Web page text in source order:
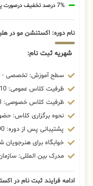
7% درصد تخفیف درصورت پرداخت شهریه با رمزارز
نام دوره: اکستنشن مو در
شهریه ثبت نام:
سطح آموزش: تخصصی -
ظرفیت کلاس عمومی: 10 نفر
ظرفیت کلاس خصوصی: 3 نفر
نحوه برگزاری کلاس:
پشتیبانی پس از دوره: 90 روز
خوابگاه برای هنرجویان
مدرک بین المللی:
ادامه فرایند ثبت نام در